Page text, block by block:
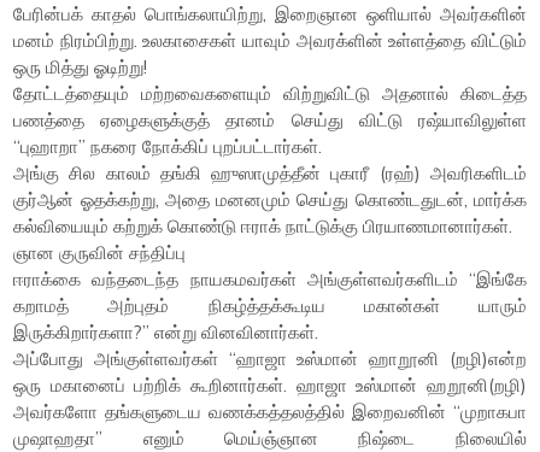
பேரின்பக் காதல் பொங்கலாயிற்று, இறைஞான ஒளியால் அவர்களின்
மனம் நிரம்பிற்று. உலகாசைகள் யாவும் அவரக்ளின் உள்ளத்தை விட்டும்
ஒரு மித்து ஓடிற்று!
தோட்டத்தையும் மற்றவைகளையும் விற்றுவிட்டு அதனால் கிடைத்த
பணத்தை ஏழைகளுக்குத் தானம் செய்து விட்டு ரஷ்யாவிலுள்ள
“புஹாறா” நகரை நோக்கிப் புறப்பட்டார்கள்.
அங்கு சில காலம் தங்கி ஹுஸாமுத்தீன் புகாரீ (ரஹ்) அவரிகளிடம்
குர்ஆன் ஓதக்கற்று, அதை மனனமும் செய்து கொண்டதுடன், மார்க்க
கல்வியையும் கற்றுக் கொண்டு ஈராக் நாட்டுக்கு பிரயாணமானார்கள்.
ஞான குருவின் சந்திப்பு
ஈராக்கை வந்தடைந்த நாயகமவர்கள் அங்குள்ளவர்களிடம் “இங்கே
கறாமத் அற்புதம் நிகழ்த்தக்கூடிய மகான்கள் யாரும்
இருக்கிறார்களா?” என்று வினவினார்கள்.
அப்போது அங்குள்ளவர்கள் “ஹாஜா உஸ்மான் ஹாறூனி (றழி)என்ற
ஒரு மகானைப் பற்றிக் கூறினார்கள். ஹாஜா உஸ்மான் ஹறூனி(றழி)
அவர்களோ தங்களுடைய வணக்கத்தலத்தில் இறைவனின் “முறாகபா
முஷாஹதா” எனும் மெய்ஞ்ஞான நிஷ்டை நிலையில்